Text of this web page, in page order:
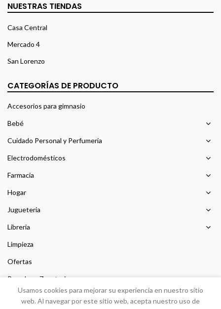
NUESTRAS TIENDAS
Casa Central
Mercado 4
San Lorenzo
CATEGORÍAS DE PRODUCTO
Accesorios para gimnasio
Bebé
Cuidado Personal y Perfumería
Electrodomésticos
Farmacia
Hogar
Jugueteria
Libreria
Limpieza
Ofertas
Prendas y Zapateria
Usamos cookies para mejorar su experiencia en nuestro sitio
web. Al navegar por este sitio web, acepta nuestro uso de